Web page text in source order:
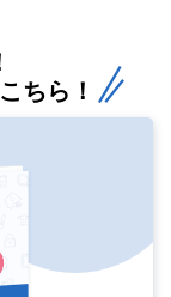
ちら！